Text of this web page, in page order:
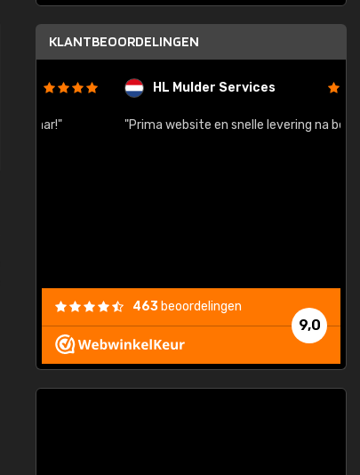
KLANTBEOORDELINGEN
HL Mulder Services
"Prima website en snelle levering na bestelling"
9,0
463 beoordelingen